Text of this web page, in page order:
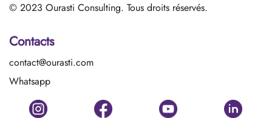
© 2023 Ourasti Consulting. Tous droits réservés.
Contacts
contact@ourasti.com
Whatsapp